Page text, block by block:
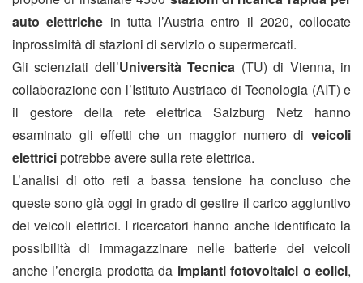
auto elettriche in tutta l’Austria entro il 2020, collocate
inprossimità di stazioni di servizio o supermercati.
Gli scienziati dell’Università Tecnica (TU) di Vienna, in
collaborazione con l’Istituto Austriaco di Tecnologia (AIT) e
il gestore della rete elettrica Salzburg Netz hanno
esaminato gli effetti che un maggior numero di veicoli
elettricipotrebbe avere sulla rete elettrica.
L’analisi di otto reti a bassa tensione ha concluso che
queste sono già oggi in grado di gestire il carico aggiuntivo
dei veicoli elettrici. I ricercatori hanno anche identificato la
possibilità di immagazzinare nelle batterie dei veicoli
anche l’energia prodotta da impianti fotovoltaici o eolici,